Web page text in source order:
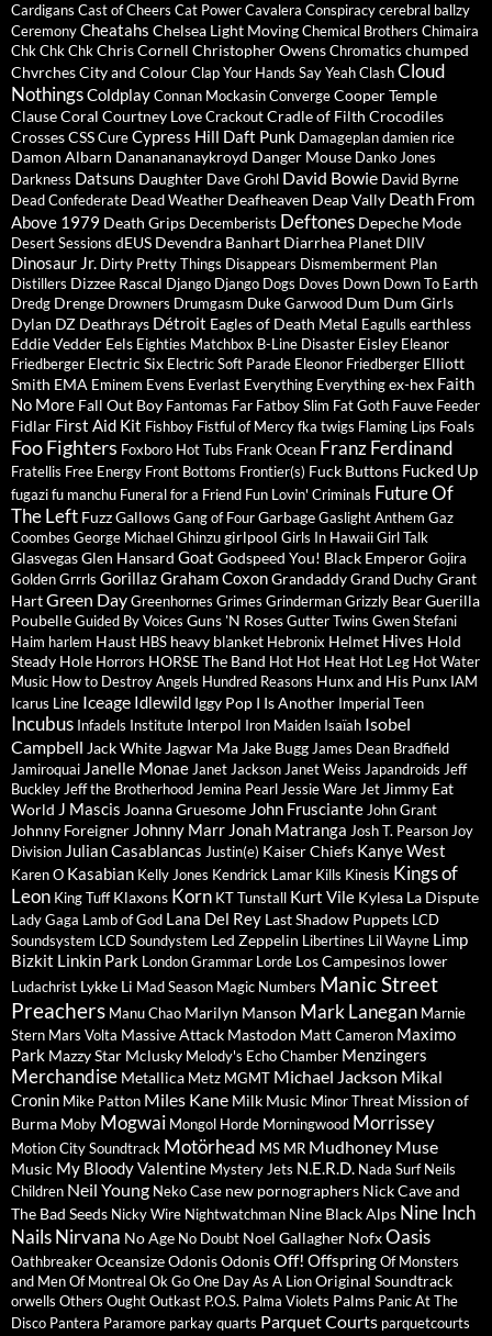
Cardigans Cast of Cheers Cat PowerCavalera Conspiracycerebral ballzy
CeremonyCheatahs Chelsea Light MovingChemical Brothers Chimaira
Chk Chk ChkChris Cornell Christopher OwensChromatics chumped
ChvrchesCity and ColourClap Your Hands Say YeahClashCloud
NothingsColdplayConnan MockasinConvergeCooper Temple
ClauseCoral Courtney LoveCrackoutCradle of Filth Crocodiles
CrossesCSSCureCypress Hill Daft Punk Damageplandamien rice
Damon Albarn Dananananaykroyd Danger Mouse Danko Jones
Darkness Datsuns Daughter Dave Grohl David Bowie David Byrne
Dead Confederate Dead Weather Deafheaven Deap Vally Death From
Above 1979 Death Grips Decemberists Deftones Depeche Mode
Desert Sessions dEUS Devendra Banhart Diarrhea Planet DIIV
Dinosaur Jr. Dirty Pretty Things Disappears Dismemberment Plan
Distillers Dizzee Rascal Django Django Dogs Doves Down Down To Earth
Dredg Drenge Drowners Drumgasm Duke Garwood Dum Dum Girls
Dylan DZ Deathrays Détroit Eagles of Death Metal Eagulls earthless
Eddie Vedder Eels Eighties Matchbox B-Line Disaster Eisley Eleanor
Friedberger Electric Six Electric Soft Parade Eleonor Friedberger Elliott
Smith EMA Eminem Evens Everlast Everything Everythingex-hex Faith
No More Fall Out Boy Fantomas Far Fatboy Slim Fat Goth Fauve Feeder
Fidlar First Aid Kit Fishboy Fistful of Mercyfka twigs Flaming Lips Foals
Foo Fighters Foxboro Hot Tubs Frank Ocean Franz Ferdinand
Fratellis Free Energy Front Bottoms Frontier(s) Fuck Buttons Fucked Up
fugazifu manchu Funeral for a Friend Fun Lovin' Criminals Future Of
The Left FuzzGallowsGang of FourGarbageGaslight Anthem Gaz
Coombes George MichaelGhinzugirlpool Girls In HawaiiGirl Talk
GlasvegasGlen Hansard Goat Godspeed You! Black EmperorGojira
Golden Grrrls GorillazGraham CoxonGrandaddyGrand DuchyGrant
HartGreen DayGreenhornes Grimes GrindermanGrizzly BearGuerilla
PoubelleGuided By Voices Guns 'N RosesGutter Twins Gwen Stefani
Haim harlem Haust HBS heavy blanket Hebronix Helmet Hives Hold
Steady Hole Horrors HORSE The Band Hot Hot Heat Hot Leg Hot Water
Music How to Destroy Angels Hundred Reasons Hunx and His Punx IAM
Icarus Line Iceage Idlewild Iggy Pop I Is Another Imperial Teen
Incubus Infadels Institute Interpol Iron Maiden Isaïah Isobel
Campbell Jack White Jagwar Ma Jake Bugg James Dean Bradfield
Jamiroquai Janelle Monae Janet Jackson Janet Weiss Japandroids Jeff
Buckley Jeff the Brotherhood Jemina Pearl Jessie Ware Jet Jimmy Eat
World J Mascis Joanna Gruesome John Frusciante John Grant
Johnny Foreigner Johnny Marr Jonah Matranga Josh T. Pearson Joy
Division Julian Casablancas Justin(e) Kaiser Chiefs Kanye West
Karen O Kasabian Kelly Jones Kendrick Lamar Kills Kinesis Kings of
Leon King Tuff Klaxons Korn KT Tunstall Kurt Vile Kylesa La Dispute
Lady Gaga Lamb of God Lana Del Rey Last Shadow Puppets LCD
Soundsystem LCD Soundystem Led Zeppelin Libertines Lil Wayne Limp
Bizkit Linkin Park London Grammar Lorde Los Campesinos lower
Ludachrist Lykke Li Mad Season Magic Numbers Manic Street
Preachers Manu Chao Marilyn Manson Mark Lanegan Marnie
Stern Mars Volta Massive Attack Mastodon Matt Cameron Maximo
Park Mazzy Star Mclusky Melody's Echo Chamber Menzingers
Merchandise Metallica Metz MGMT Michael Jackson Mikal
Cronin Mike Patton Miles Kane Milk Music Minor Threat Mission of
Burma Moby Mogwai Mongol Horde Morningwood Morrissey
Motion City Soundtrack Motörhead MS MR Mudhoney Muse
Music My Bloody Valentine Mystery Jets N.E.R.D. Nada Surf Neils
Children Neil Young Neko Case new pornographers Nick Cave and
The Bad Seeds Nicky Wire Nightwatchman Nine Black Alps Nine Inch
Nails Nirvana No Age No Doubt Noel Gallagher NofxOasis
OathbreakerOceansizeOdonis OdonisOff! OffspringOf Monsters
and MenOf MontrealOk GoOne Day As A LionOriginal Soundtrack
orwells Others OughtOutkast P.O.S. Palma Violets Palms Panic At The
Disco Pantera Paramore parkay quarts Parquet Courts parquetcourts